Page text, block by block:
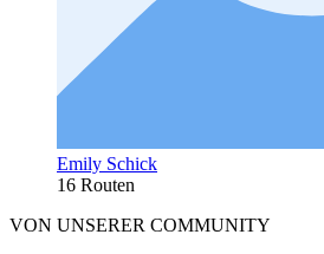
Emily Schick
16 Routen
VON UNSERER COMMUNITY